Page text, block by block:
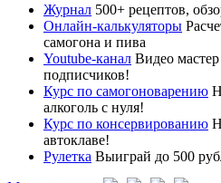
Журнал 500+ рецептов,
Онлайн-калькуляторы
самогона и пива
Youtube-канал Видео
подписчиков!
Курс по самогоноварению
алкоголь с нуля!
Курс по консервированию
автоклаве!
Рулетка Выиграй до 500